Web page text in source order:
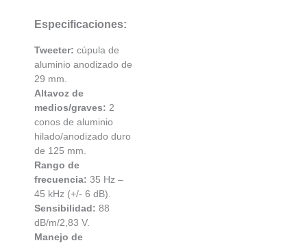
Especificaciones:
Tweeter: cúpula de
aluminio anodizado de
29 mm.
Altavoz de
medios/graves: 2
conos de aluminio
hilado/anodizado duro
de 125 mm.
Rango de
frecuencia: 35 Hz –
45 kHz (+/- 6 dB).
Sensibilidad: 88
dB/m/2,83 V.
Manejo de